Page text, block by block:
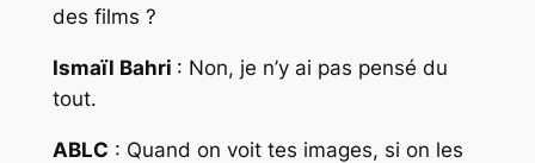
des films ?
Ismaïl Bahri : Non, je n’y ai pas pensé du
tout.
ABLC : Quand on voit tes images, si on les